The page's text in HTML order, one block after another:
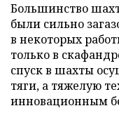
Большинство
были сильно
в некоторых
только в
спуск в шахты
тяги, а тяжелую
инновационным